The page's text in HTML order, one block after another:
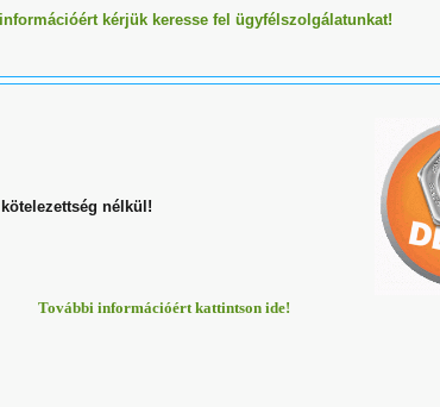
kérjük keresse fel ügyfélszolgálatunkat!
nélkül!
További információért kattintson ide!